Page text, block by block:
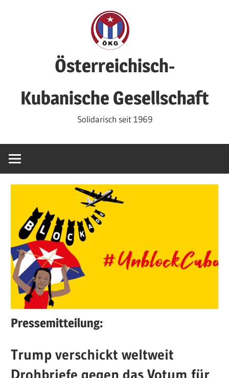
Österreichisch-
Kubanische Gesellschaft
Solidarisch seit 1969
Pressemitteilung:
Trump verschickt weltweit
Drohbriefe gegen das Votum für